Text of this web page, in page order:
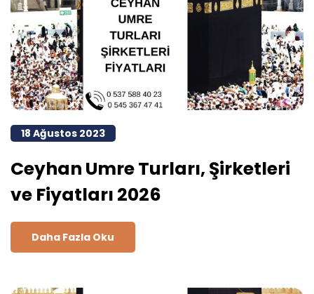
18 Ağustos 2023
Ceyhan Umre Turları, Şirketleri
ve Fiyatları 2026
Daha Fazla Oku